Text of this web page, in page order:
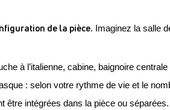
de la pièce. Imaginez la salle
à l’italienne, cabine, baignoire
: selon votre rythme de vie et le
être intégrées dans la pièce ou séparées.